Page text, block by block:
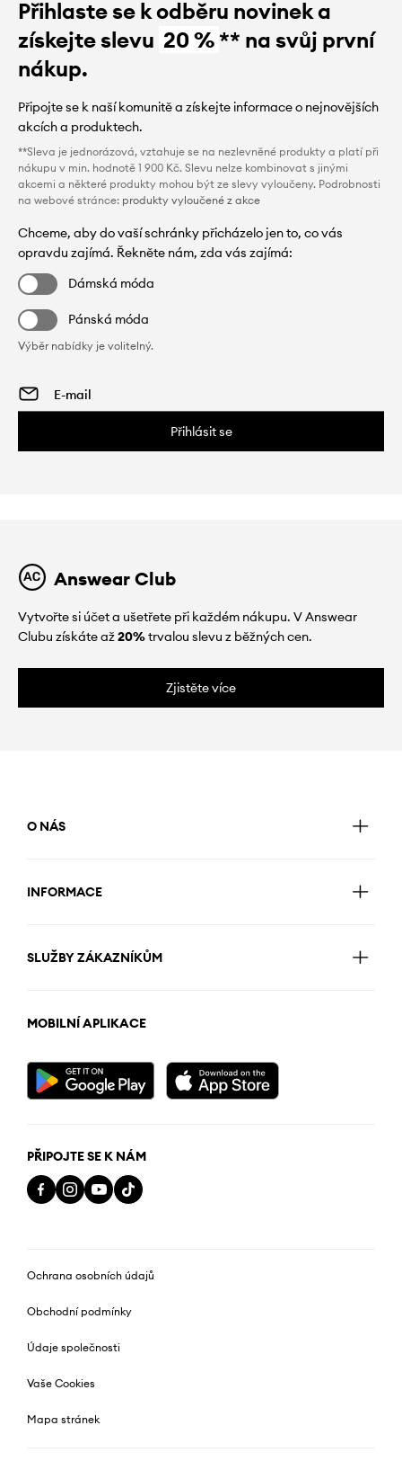
Přihlaste se k odběru novinek a
získejte slevu 20 %** na svůj první
nákup.
Připojte se k naší komunitě a získejte informace o nejnovějších
akcích a produktech.
**Sleva je jednorázová, vztahuje se na nezlevněné produkty a platí při
nákupu v min. hodnotě 1 900 Kč. Slevu nelze kombinovat s jinými
akcemi a některé produkty mohou být ze slevy vyloučeny. Podrobnosti
na webové stránce: produkty vyloučené z akce
Chceme, aby do vaší schránky přicházelo jen to, co vás
opravdu zajímá. Řekněte nám, zda vás zajímá:
Dámská móda
Pánská móda
Výběr nabídky je volitelný.
Přihlásit se
Answear Club
Vytvořte si účet a ušetřete při každém nákupu. V Answear
Clubu získáte až20%trvalou slevu z běžných cen.
Zjistěte více
O NÁS
INFORMACE
SLUŽBY ZÁKAZNÍKŮM
MOBILNÍ APLIKACE
PŘIPOJTE SE K NÁM
Ochrana osobních údajů
Obchodní podmínky
Údaje společnosti
Vaše Cookies
Mapa stránek